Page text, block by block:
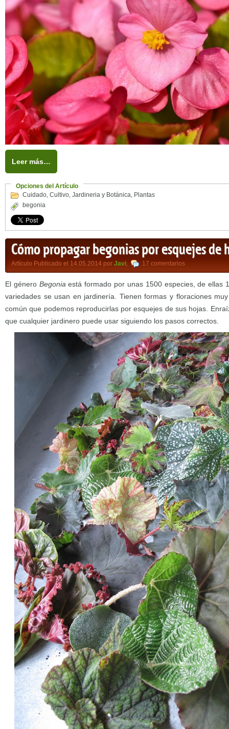
Leer más…
Opciones del Artículo
Cuidado, Cultivo, Jardineria y Botánica, Plantas
begonia
Cómo propagar begonias por esquejes de
Artículo Publicado el 14.05.2014 por Javi, 17 comentarios
El género Begoniaestá formado por unas 1500 especies, de ellas
variedades se usan en jardinería. Tienen formas y floraciones
común que podemos reproducirlas por esquejes de sus hojas.
que cualquier jardinero puede usar siguiendo los pasos correctos.